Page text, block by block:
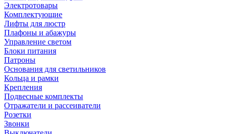
Электротовары
Комплектующие
Лифты для люстр
Плафоны и абажуры
Управление светом
Блоки питания
Патроны
Основания для светильников
Кольца и рамки
Крепления
Подвесные комплекты
Отражатели и рассеиватели
Розетки
Звонки